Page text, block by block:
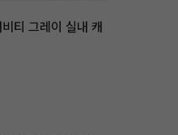
티 그레이 실내 캐